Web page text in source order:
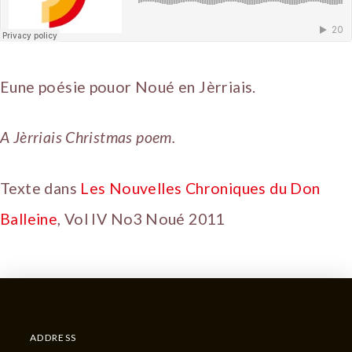
Eune poésie pouor Noué en Jèrriais.
A Jèrriais Christmas poem.
Texte dans Les Nouvelles Chroniques du Don
Balleine, Vol IV No3 Noué 2011
ADDRESS